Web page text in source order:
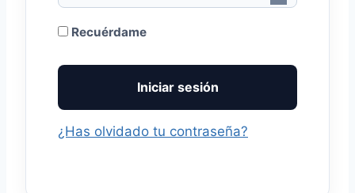
a
t
r
i
a
Recuérdame
Iniciar sesión
¿Has olvidado tu contraseña?